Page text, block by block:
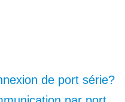
de port série?